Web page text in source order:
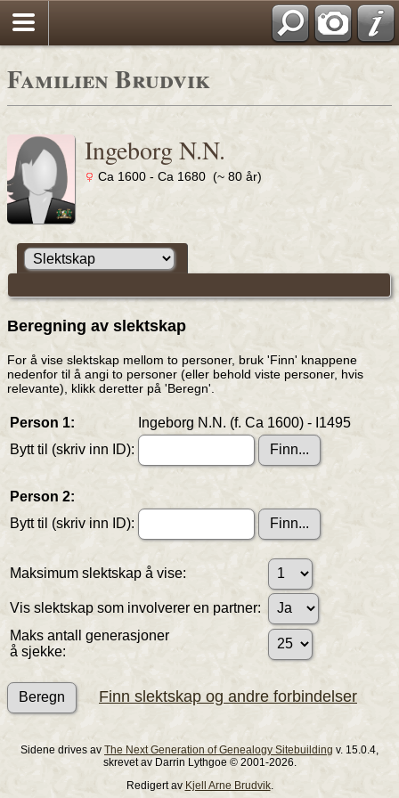
Familien Brudvik
Ingeborg N.N.
Ca 1600 - Ca 1680 (~ 80 år)
Beregning av slektskap
For å vise slektskap mellom to personer, bruk 'Finn' knappene
nedenfor til å angi to personer (eller behold viste personer, hvis
relevante), klikk deretter på 'Beregn'.
Person 1:
Ingeborg N.N. (f. Ca 1600) - I1495
Bytt til (skriv inn ID):
Person 2:
Bytt til (skriv inn ID):
Maksimum slektskap å vise:
Vis slektskap som involverer en partner:
Maks antall generasjoner
å sjekke:
Finn slektskap og andre forbindelser
Sidene drives av The Next Generation of Genealogy Sitebuilding v. 15.0.4,
skrevet av Darrin Lythgoe © 2001-2026.
Redigert av Kjell Arne Brudvik.